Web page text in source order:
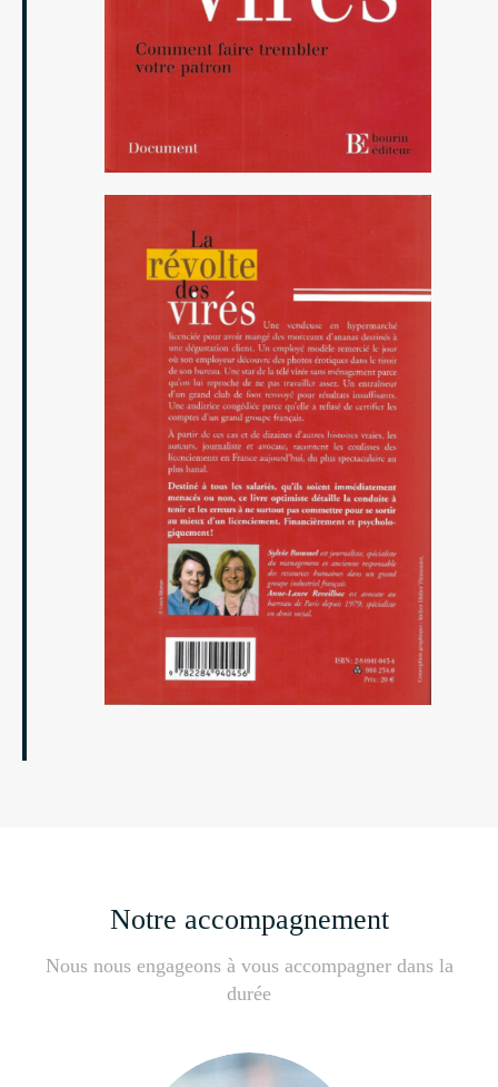
Notre accompagnement
Nous nous engageons à vous accompagner dans la
durée